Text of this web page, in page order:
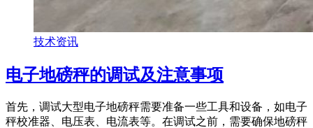
技术资讯
电子地磅秤的调试及注意事项
首先，调试大型电子地磅秤需要准备一些工具和设备，如电子
秤校准器、电压表、电流表等。在调试之前，需要确保地磅秤